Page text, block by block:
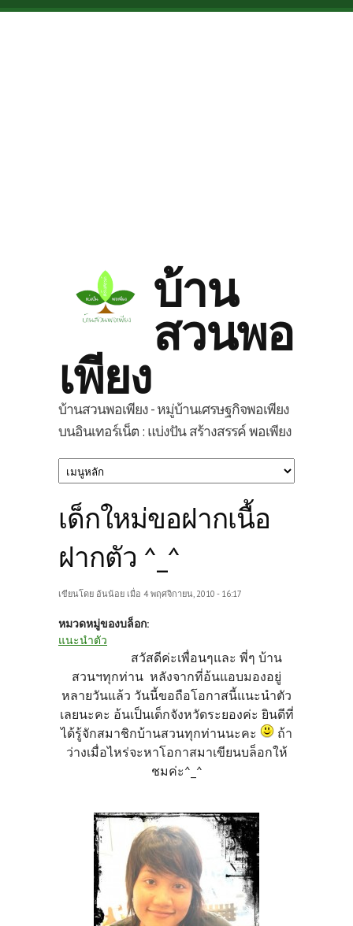
Skip to main content
บ้าน
สวนพอ
เพียง
บ้านสวนพอเพียง - หมู่บ้านเศรษฐกิจพอเพียง
บนอินเทอร์เน็ต : แบ่งปัน สร้างสรรค์ พอเพียง
เด็กใหม่ขอฝากเนื้อ
ฝากตัว ^_^
เขียนโดย อ้นน้อย เมื่อ 4 พฤศจิกายน, 2010 - 16:17
หมวดหมู่ของบล็อก:
แนะนำตัว
สวัสดีค่ะเพื่อนๆและ พี่ๆ บ้าน
สวนฯทุกท่าน หลังจากที่อ้นแอบมองอยู่
หลายวันแล้ว วันนี้ขอถือโอกาสนี้แนะนำตัว
เลยนะคะ อ้นเป็นเด็กจังหวัดระยองค่ะ ยินดีที่
ได้รู้จักสมาชิกบ้านสวนทุกท่านนะคะ
ถ้า
ว่างเมื่อไหร่จะหาโอกาสมาเขียนบล็อกให้
ชมค่ะ^_^